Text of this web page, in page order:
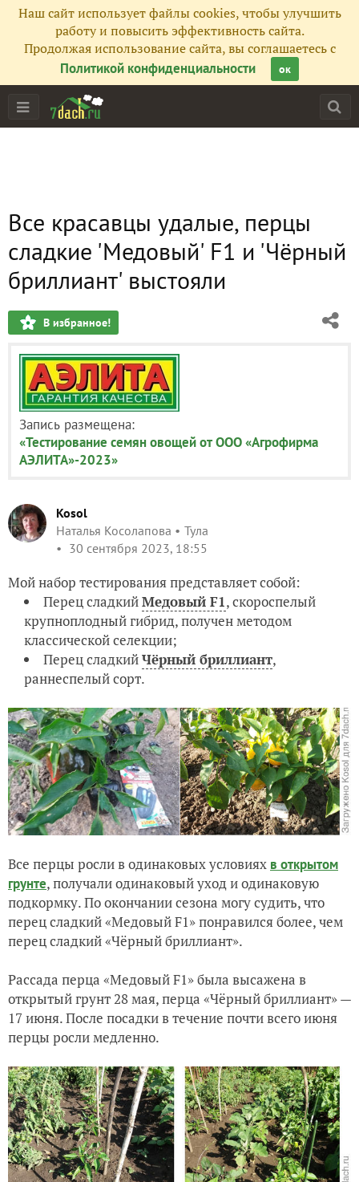
Наш сайт использует файлы cookies, чтобы улучшить
работу и повысить эффективность сайта.
Продолжая использование сайта, вы соглашаетесь с
Политикой конфиденциальности
ок
Все красавцы удалые, перцы
сладкие 'Медовый' F1 и 'Чёрный
бриллиант' выстояли
В избранное!
Запись размещена:
«Тестирование семян овощей от ООО «Агрофирма
АЭЛИТА»-2023»
Kosol
Наталья Косолапова
Тула
30 сентября 2023, 18:55
Мой набор тестирования представляет собой:
Перец сладкийМедовый F1, скороспелый
крупноплодный гибрид, получен методом
классической селекции;
Перец сладкийЧёрный бриллиант,
раннеспелый сорт.
Все перцы росли в одинаковых условиях в открытом
грунте, получали одинаковый уход и одинаковую
подкормку. По окончании сезона могу судить, что
перец сладкий «Медовый F1» понравился более, чем
перец сладкий «Чёрный бриллиант».
Рассада перца «Медовый F1» была высажена в
открытый грунт 28 мая, перца «Чёрный бриллиант» —
17 июня. После посадки в течение почти всего июня
перцы росли медленно.